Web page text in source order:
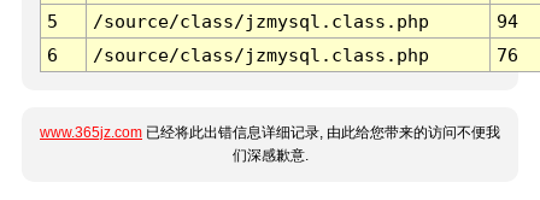
5
/source/class/jzmysql.class.php
94
6
/source/class/jzmysql.class.php 76
www.365jz.com 已经将此出错信息详细记录, 由此给您带来的访问不便我
们深感歉意.